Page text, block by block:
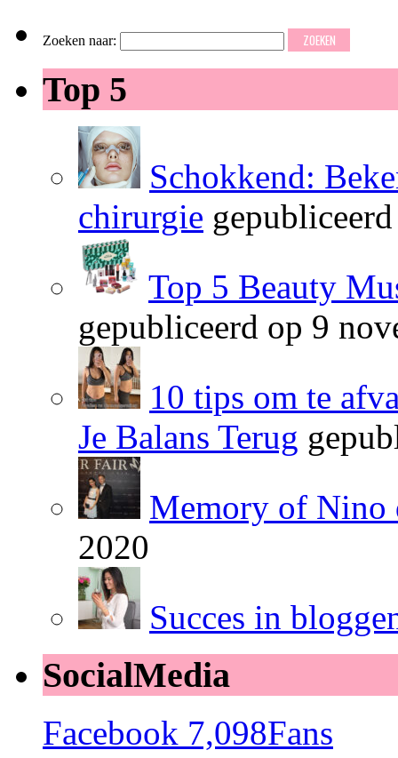
Zoeken naar:
Top 5
Schokkend:
chirurgie
Top 5 Beauty
gepubliceerd op 9
10 tips om te
Je Balans Terug
Memory of Nino
2020
Succes in
SocialMedia
Facebook 7,098Fans